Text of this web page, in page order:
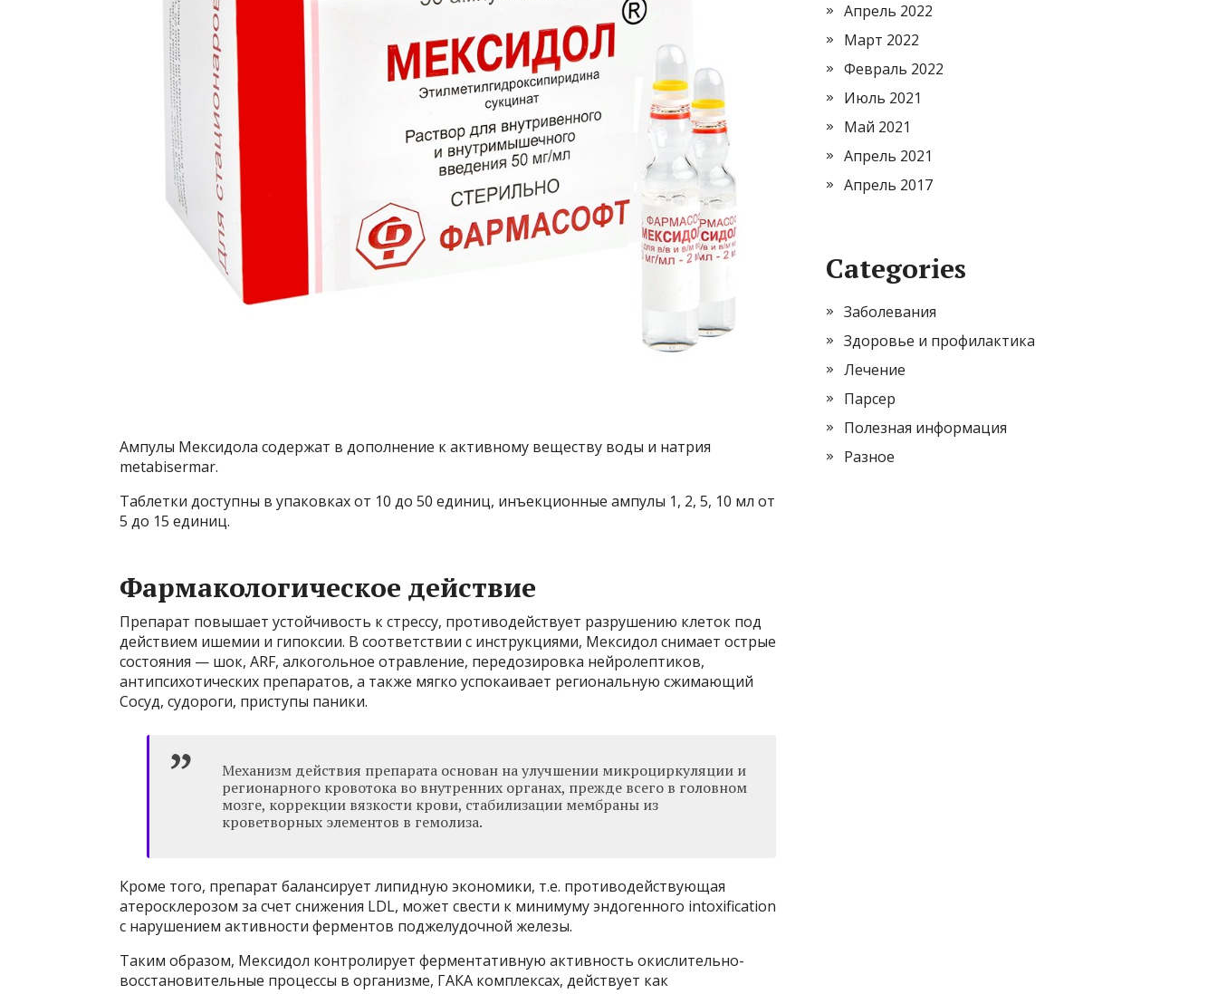
Ампулы Мексидола содержат в дополнение к активному веществу воды и натрия
metabisermar.
Таблетки доступны в упаковках от 10 до 50 единиц, инъекционные ампулы 1, 2, 5, 10 мл от
5 до 15 единиц.
Фармакологическое действие
Препарат повышает устойчивость к стрессу, противодействует разрушению клеток под
действием ишемии и гипоксии. В соответствии с инструкциями, Мексидол снимает острые
состояния — шок, ARF, алкогольное отравление, передозировка нейролептиков,
антипсихотических препаратов, а также мягко успокаивает региональную сжимающий
Сосуд, судороги, приступы паники.
Механизм действия препарата основан на улучшении микроциркуляции и
регионарного кровотока во внутренних органах, прежде всего в головном
мозге, коррекции вязкости крови, стабилизации мембраны из
кроветворных элементов в гемолиза.
Кроме того, препарат балансирует липидную экономики, т.е. противодействующая
атеросклерозом за счет снижения LDL, может свести к минимуму эндогенного intoxification
с нарушением активности ферментов поджелудочной железы.
Таким образом, Мексидол контролирует ферментативную активность окислительно-
восстановительные процессы в организме, ГАКА комплексах, действует как
Апрель 2022
Март 2022
Февраль 2022
Июль 2021
Май 2021
Апрель 2021
Апрель 2017
Categories
Заболевания
Здоровье и профилактика
Лечение
Парсер
Полезная информация
Разное